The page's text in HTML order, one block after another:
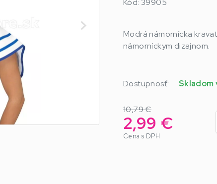
Modrá námornícka
námorníckym dizajnom.
Dostupnosť: Skladom
10,79 €
2,99 €
Cena s DPH